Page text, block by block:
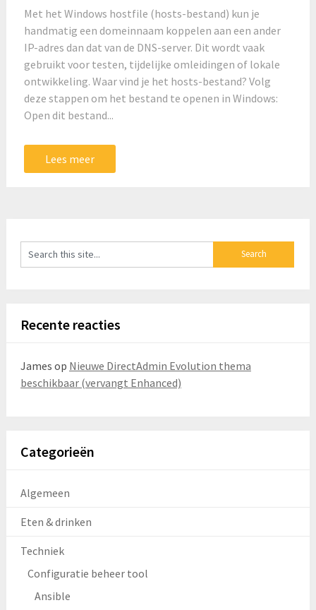
Met het Windows hostfile (hosts-bestand) kun je
handmatig een domeinnaam koppelen aan een ander
IP-adres dan dat van de DNS-server. Dit wordt vaak
gebruikt voor testen, tijdelijke omleidingen of lokale
ontwikkeling. Waar vind je het hosts-bestand? Volg
deze stappen om het bestand te openen in Windows:
Open dit bestand...
Lees meer
Recente reacties
James op Nieuwe DirectAdmin Evolution thema
beschikbaar (vervangt Enhanced)
Categorieën
Algemeen
Eten & drinken
Techniek
Configuratie beheer tool
Ansible